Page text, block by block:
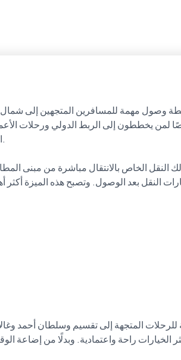
لمن يخططون إلى الربط الدولي ورحلات
النقل الخاص بالانتقال مباشرة من مبنى
النقل بعد الوصول. وتصبح هذه الميزة أكثر
للرحلات المتجهة إلى تقسيم وسلطان أحمد
الخيارات راحة واعتمادية. وبدلًا من إضاعة